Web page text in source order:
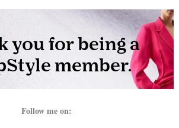
Follow me on: